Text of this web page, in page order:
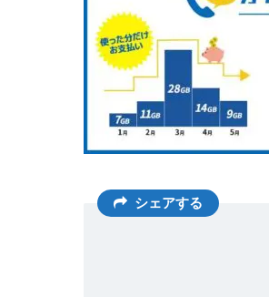
シェアする